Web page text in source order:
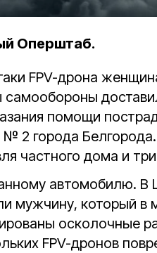
Оперштаб.
FPV-дрона
самообороны
помощи
2 города
частного дома и
автомобилю. В
мужчину, который в
осколочные
FPV-дронов